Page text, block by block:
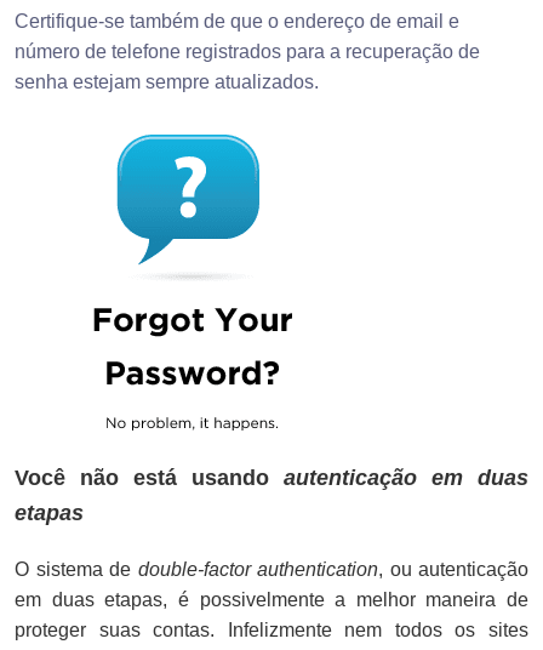
Certifique-se também de que o endereço de email e
número de telefone registrados para a recuperação de
senha estejam sempre atualizados.
Você não está usando autenticação em duas
etapas
O sistema de double-factor authentication, ou autenticação
em duas etapas, é possivelmente a melhor maneira de
proteger suas contas. Infelizmente nem todos os sites